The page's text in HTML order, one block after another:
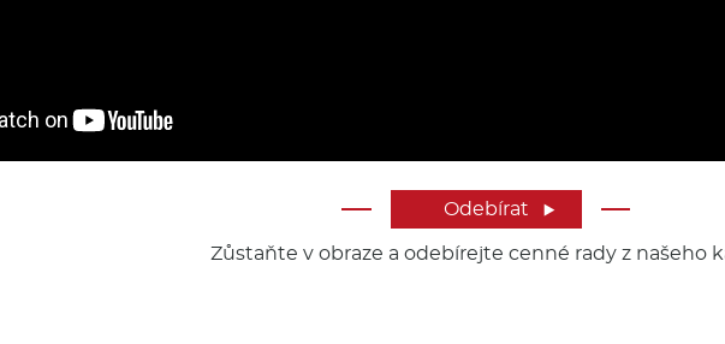
Odebírat 
Zůstaňte v obraze a odebírejte cenné rady z našeho